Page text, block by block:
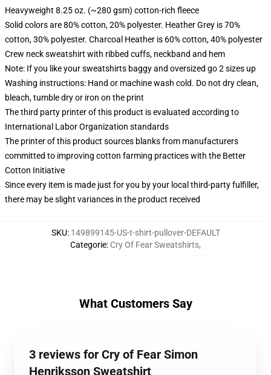
Heavyweight 8.25 oz. (~280 gsm) cotton-rich fleece
Solid colors are 80% cotton, 20% polyester. Heather Grey is 70%
cotton, 30% polyester. Charcoal Heather is 60% cotton, 40% polyester
Crew neck sweatshirt with ribbed cuffs, neckband and hem
Note: If you like your sweatshirts baggy and oversized go 2 sizes up
Washing instructions: Hand or machine wash cold. Do not dry clean,
bleach, tumble dry or iron on the print
The third party printer of this product is evaluated according to
International Labor Organization standards
The printer of this product sources blanks from manufacturers
committed to improving cotton farming practices with the Better
Cotton Initiative
Since every item is made just for you by your local third-party fulfiller,
there may be slight variances in the product received
SKU: 149899145-US-t-shirt-pullover-DEFAULT
Categorie: Cry Of Fear Sweatshirts,
What Customers Say
3 reviews for Cry of Fear Simon
Henriksson Sweatshirt